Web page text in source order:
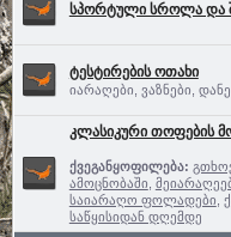
სპორტული სროლა და
ტესტირების ოთახი
იარაღები, ვაზნები,
კლასიკური თოფების
ქვეგანყოფილება:
ამოცნობაში
საიარაღო ფოლადები
საწყისიდან დღემდე